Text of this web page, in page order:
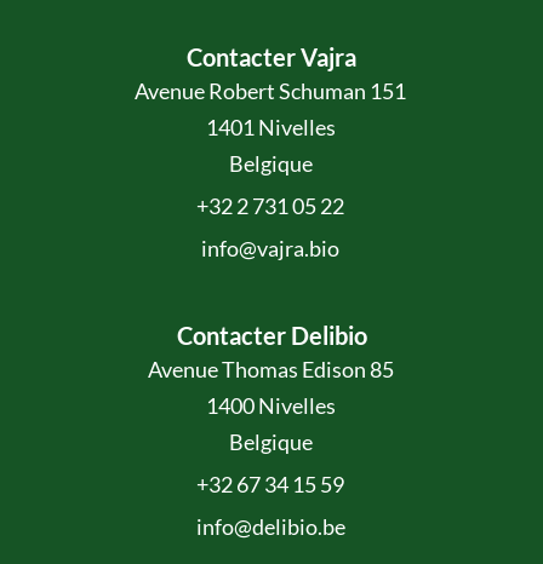
Contacter Vajra
Avenue Robert Schuman 151
1401 Nivelles
Belgique
+32 2 731 05 22
info@vajra.bio
Contacter Delibio
Avenue Thomas Edison 85
1400 Nivelles
Belgique
+32 67 34 15 59
info@delibio.be